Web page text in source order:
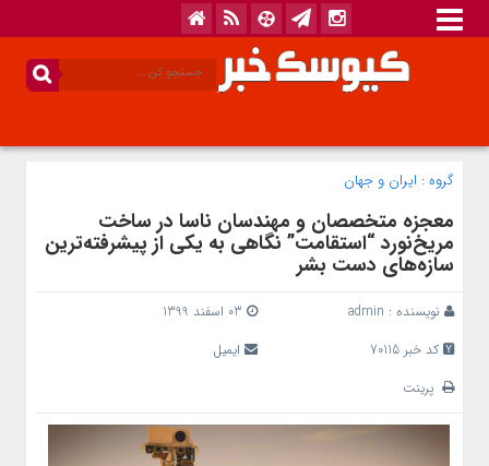
گروه : ایران و جهان
معجزه متخصصان و مهندسان ناسا در ساخت
مریخ‌نورد “استقامت” نگاهی به یکی از پیشرفته‌ترین
سازه‌های دست بشر
نویسنده : admin
کد خبر 70115
ایمیل
پرینت